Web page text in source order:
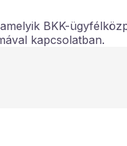
BKK-
kapcsolatban.